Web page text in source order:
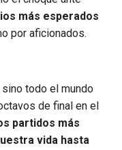
más esperados
por aficionados.
todo el mundo
de final en el
partidos más
vida hasta